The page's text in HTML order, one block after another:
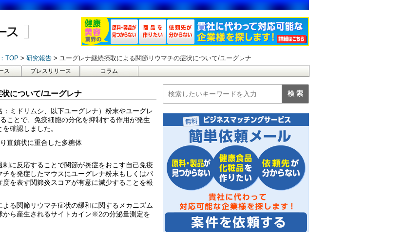
TOP 研究報告 ユーグレナ継続摂取による関節リウマチの症状について/ユーグレナ
ス プレスリリース コラム
について/ユーグレナ
ミドリムシ、以下ユーグレナ）粉末やユーグレ
ことで、免疫細胞の分化を抑制する作用が発生
確認しました。
直鎖状に重合した多糖体
に反応することで関節が炎症をおこす自己免疫
を発症したマウスにユーグレナ粉末もしくはパ
を表す関節炎スコアが有意に減少することを報
る関節リウマチ症状の緩和に関するメカニズム
ら産生されるサイトカイン※2の分泌量測定を